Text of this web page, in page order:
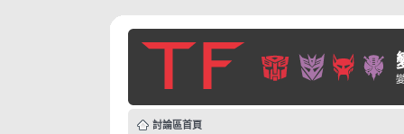
討論區首頁